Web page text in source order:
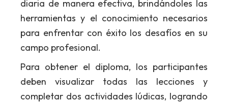
diaria de manera efectiva, brindándoles las
herramientas y el conocimiento necesarios
para enfrentar con éxito los desafíos en su
campo profesional.
Para obtener el diploma, los participantes
deben visualizar todas las lecciones y
completar dos actividades lúdicas, logrando